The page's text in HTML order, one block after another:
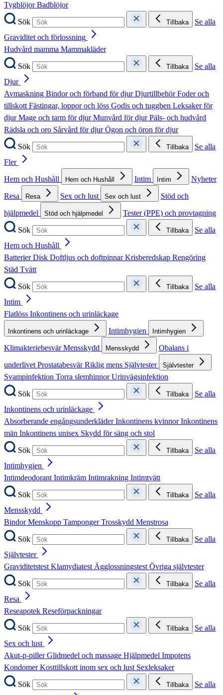
TygblöjorBadblöjor
Sök
Tillbaka
Se alla
Graviditet och förlossning
Hudvård mamma Mammakläder
Sök
Tillbaka
Se alla
Djur
Avmaskning Bindor och förband för djurDjurtillbehörFoder och
tillskottFästingar, loppor och löss Godis och tuggben Leksaker för
djurMage och tarm för djurMunvård för djurPäls- och hudvård
Rädsla och oro Sårvård för djurÖgon och öron för djur
Sök
Tillbaka
Se alla
Fler
Hem och Hushåll
Hem och Hushåll Intim Intim
Nyheter
Resa
Resa Sex och lust Sex och lust
Stöd och
hjälpmedel
Stöd och hjälpmedel
Tester (PPE) och provtagning
Sök
Tillbaka
Se alla
Hem och Hushåll
BatterierDisk Doftljus och doftpinnarKrisberedskap Rengöring
Städ Tvätt
Sök
Tillbaka
Se alla
Intim
Flatlöss Inkontinens och urinläckage
Inkontinens och urinläckage Intimhygien Intimhygien
KlimakteriebesvärMensskydd Mensskydd
Obalans i
underlivetProstatabesvärRiklig mens Självtester Självtester
Svampinfektion Torra slemhinnorUrinvägsinfektion
Sök
Tillbaka
Se alla
Inkontinens och urinläckage
Absorberande engångsunderkläderInkontinens kvinnorInkontinens
män Inkontinens unisex Skydd för säng och stol
Sök
Tillbaka
Se alla
Intimhygien
IntimdeodorantIntimkräm Intimrakning Intimtvätt
Sök
Tillbaka
Se alla
Mensskydd
BindorMenskopp TampongerTrosskydd Menstrosa
Sök
Tillbaka
Se alla
Självtester
GraviditetstestKlamydiatestÄgglossningstestÖvriga självtester
Sök
Tillbaka
Se alla
Resa
Reseapotek Reseförpackningar
Sök
Tillbaka
Se alla
Sex och lust
Akut-p-pillerGlidmedel och massage Hjälpmedel Impotens
KondomerKosttillskott inom sex och lust Sexleksaker
Sök
Tillbaka
Se alla